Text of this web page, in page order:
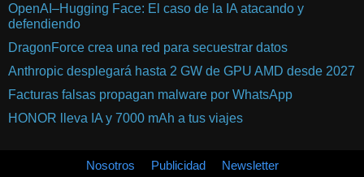
OpenAI–Hugging Face: El caso de la IA atacando y
defendiendo
DragonForce crea una red para secuestrar datos
Anthropic desplegará hasta 2 GW de GPU AMD desde 2027
Facturas falsas propagan malware por WhatsApp
HONOR lleva IA y 7000 mAh a tus viajes
Nosotros Publicidad Newsletter